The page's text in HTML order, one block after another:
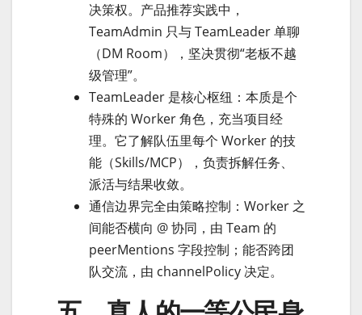
决策权。产品推荐实践中，
TeamAdmin 只与 TeamLeader 单聊
（DM Room），坚决贯彻“老板不越
级管理”。
TeamLeader 是核心枢纽：本质是个
特殊的 Worker 角色，充当项目经
理。它了解队伍里每个 Worker 的技
能（Skills/MCP），负责拆解任务、
派活与结果收敛。
通信边界完全由策略控制：Worker 之
间能否横向 @ 协同，由 Team 的
peerMentions 字段控制；能否跨团
队交流，由 channelPolicy 决定。